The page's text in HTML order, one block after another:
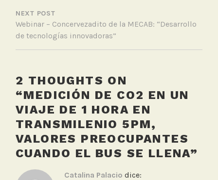
NEXT POST
Webinar – Concervezadito de la MECAB: “Desarrollo
de tecnologías innovadoras”
2 THOUGHTS ON
“MEDICIÓN DE CO2 EN UN
VIAJE DE 1 HORA EN
TRANSMILENIO 5PM,
VALORES PREOCUPANTES
CUANDO EL BUS SE LLENA”
Catalina Palacio dice: